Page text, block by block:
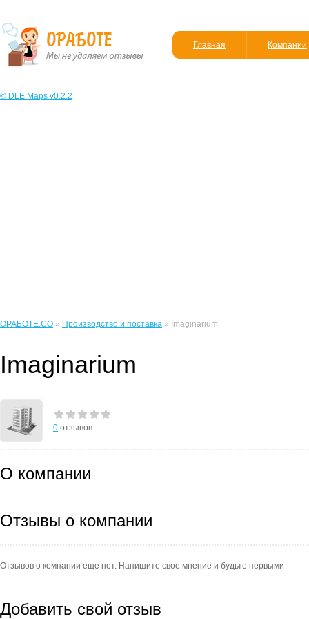
Главная Компании
© DLE Maps v0.2.2
ОРАБОТЕ.CO » Производство и поставка » Imaginarium
Imaginarium
0 отзывов
О компании
Отзывы о компании
Отзывов о компании еще нет. Напишите свое мнение и будьте первыми
Добавить свой отзыв